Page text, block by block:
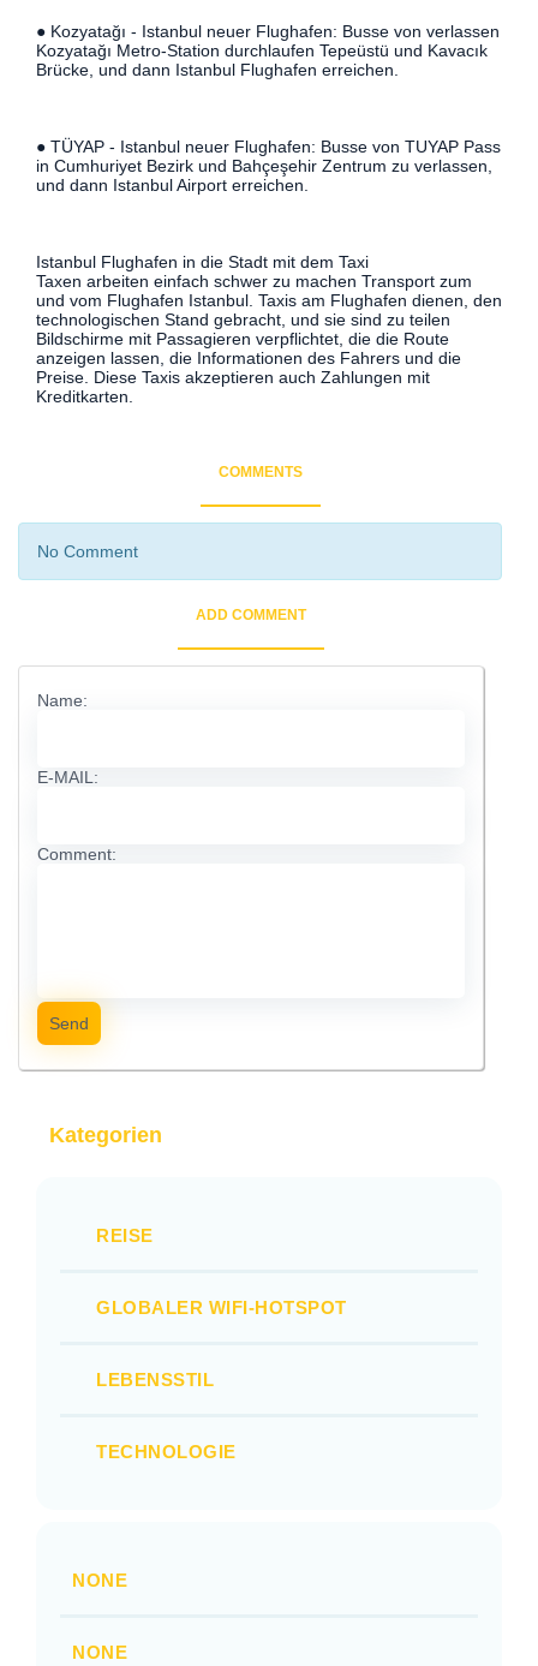
● Kozyatağı - Istanbul neuer Flughafen: Busse von verlassen
Kozyatağı Metro-Station durchlaufen Tepeüstü und Kavacık
Brücke, und dann Istanbul Flughafen erreichen.
● TÜYAP - Istanbul neuer Flughafen: Busse von TUYAP Pass
in Cumhuriyet Bezirk und Bahçeşehir Zentrum zu verlassen,
und dann Istanbul Airport erreichen.
Istanbul Flughafen in die Stadt mit dem Taxi
Taxen arbeiten einfach schwer zu machen Transport zum
und vom Flughafen Istanbul. Taxis am Flughafen dienen, den
technologischen Stand gebracht, und sie sind zu teilen
Bildschirme mit Passagieren verpflichtet, die die Route
anzeigen lassen, die Informationen des Fahrers und die
Preise. Diese Taxis akzeptieren auch Zahlungen mit
Kreditkarten.
COMMENTS
No Comment
ADD COMMENT
Name:
E-MAIL:
Comment:
Send
Kategorien
REISE
GLOBALER WIFI-HOTSPOT
LEBENSSTIL
TECHNOLOGIE
NONE
NONE